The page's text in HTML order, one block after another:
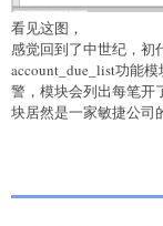
看见这图，
感觉回到了中世纪，初
account_due_list功能
警，模块会列出每笔开
块居然是一家敏捷公司